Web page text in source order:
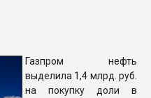
ПЕРЕЙТИ НА
Газпром нефть
выделила 1,4 млрд. руб.
на покупку доли в